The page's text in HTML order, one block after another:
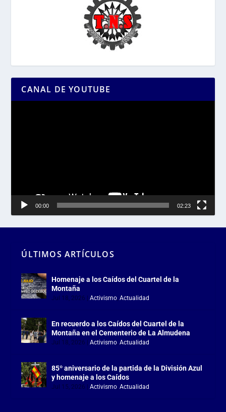
CANAL DE YOUTUBE
00:00 02:23
ÚLTIMOS ARTÍCULOS
Homenaje a los Caídos del Cuartel de la
Montaña
Jul 18, 2026 |Activismo,Actualidad
En recuerdo a los Caídos del Cuartel de la
Montaña en el Cementerio de La Almudena
Jul 18, 2026 |Activismo,Actualidad
85º aniversario de la partida de la División Azul
y homenaje a los Caídos
Jul 15, 2026 |Activismo,Actualidad